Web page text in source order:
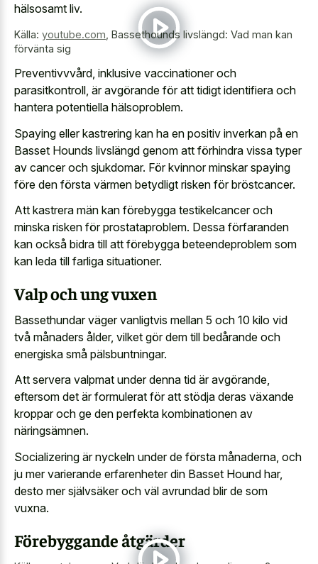
hälsosamt liv.
Källa: youtube.com Bassethounds livslängd: Vad man kan
förvänta sig
Preventivvvård, inklusive vaccinationer och
parasitkontroll, är avgörande för att tidigt identifiera och
hantera potentiella hälsoproblem.
Spaying eller kastrering kan ha en positiv inverkan på en
Basset Hounds livslängd genom att förhindra vissa typer
av cancer och sjukdomar. För kvinnor minskar spaying
före den första värmen betydligt risken för bröstcancer.
Att kastrera män kan förebygga testikelcancer och
minska risken för prostataproblem. Dessa förfaranden
kan också bidra till att förebygga beteendeproblem som
kan leda till farliga situationer.
Valp och ung vuxen
Bassethundar väger vanligtvis mellan 5 och 10 kilo vid
två månaders ålder, vilket gör dem till bedårande och
energiska små pälsbuntningar.
Att servera valpmat under denna tid är avgörande,
eftersom det är formulerat för att stödja deras växande
kroppar och ge den perfekta kombinationen av
näringsämnen.
Socializering är nyckeln under de första månaderna, och
ju mer varierande erfarenheter din Basset Hound har,
desto mer självsäker och väl avrundad blir de som
vuxna.
Förebyggande åtgärder